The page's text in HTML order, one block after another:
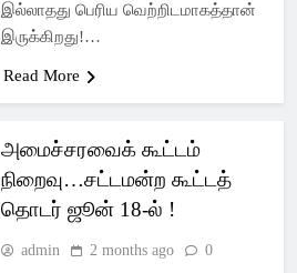
இல்லாதது பெரிய வெற்றிடமாகத்தான்
இருக்கிறது!…
Read More
அமைச்சரவைக் கூட்டம்
நிறைவு…சட்டமன்ற கூட்டத்
தொடர் ஜூன் 18-ல் !
admin 2 months ago 0